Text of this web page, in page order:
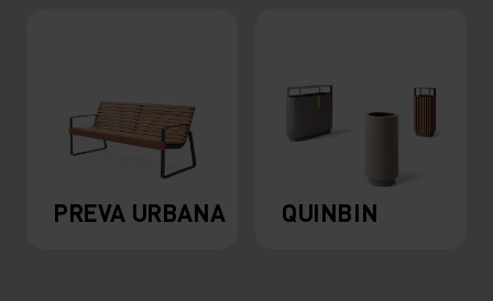
PREVA URBANA QUINBIN